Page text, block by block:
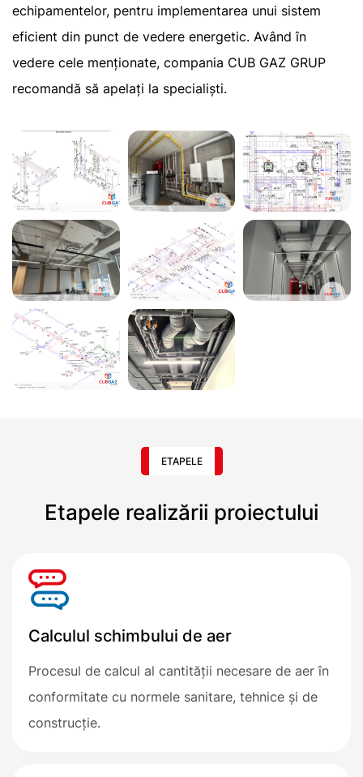
echipamentelor, pentru implementarea unui sistem
eficient din punct de vedere energetic. Având în
vedere cele menționate, compania CUB GAZ GRUP
recomandă să apelați la specialiști.
ETAPELE
Etapele realizării proiectului
Calculul schimbului de aer
Procesul de calcul al cantității necesare de aer în
conformitate cu normele sanitare, tehnice și de
construcție.